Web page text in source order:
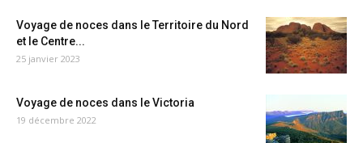
Voyage de noces dans le Territoire du Nord
et le Centre...
25 janvier 2023
Voyage de noces dans le Victoria
19 décembre 2022